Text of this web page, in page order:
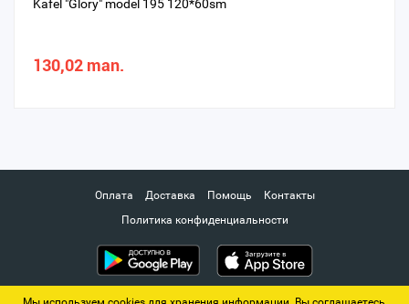
Kafel "Glory" model 195 120*60sm
130,02 man.
Оплата Доставка Помощь
Контакты
Политика конфиденциальности